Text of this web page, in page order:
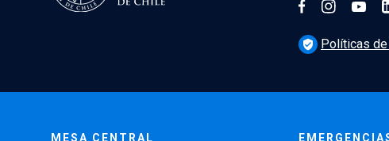
verified_user Políticas
MESA CENTRAL